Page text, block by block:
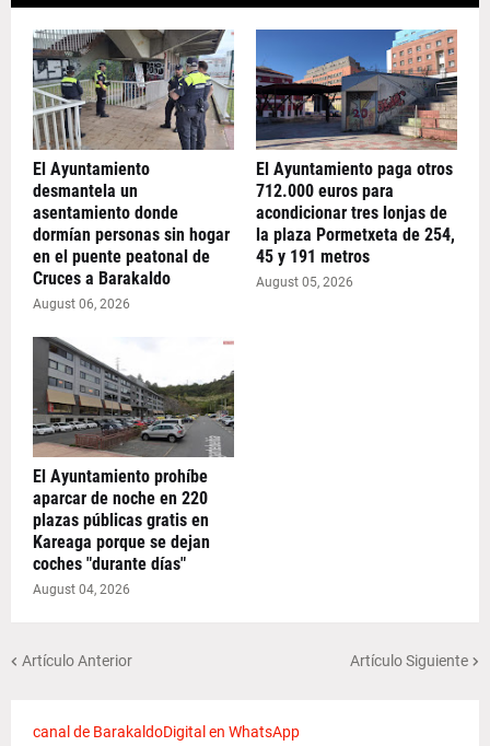
El Ayuntamiento
desmantela un
asentamiento donde
dormían personas sin hogar
en el puente peatonal de
Cruces a Barakaldo
August 06, 2026
El Ayuntamiento paga otros
712.000 euros para
acondicionar tres lonjas de
la plaza Pormetxeta de 254,
45 y 191 metros
August 05, 2026
El Ayuntamiento prohíbe
aparcar de noche en 220
plazas públicas gratis en
Kareaga porque se dejan
coches "durante días"
August 04, 2026
Artículo Anterior Artículo Siguiente
canal de BarakaldoDigital en WhatsApp